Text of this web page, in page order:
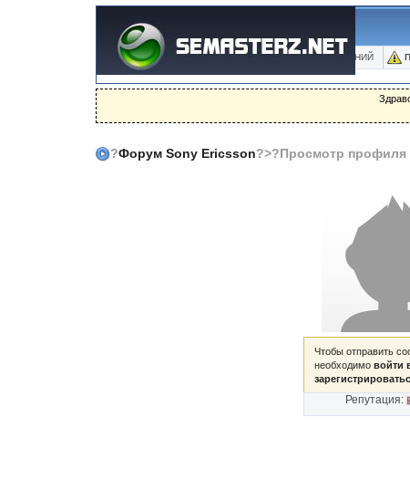
ФОРУМ БЛОГИ ФОТО БАЗА ЗНАНИЙ
?Форум Sony Ericsson?>?Просмотр профиля
Чтобы отправить
необходимо войти
Репутация: